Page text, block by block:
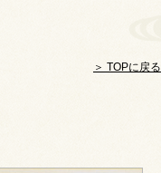
＞ TOPに戻る